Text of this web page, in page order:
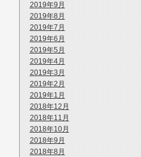
2019年9月
2019年8月
2019年7月
2019年6月
2019年5月
2019年4月
2019年3月
2019年2月
2019年1月
2018年12月
2018年11月
2018年10月
2018年9月
2018年8月